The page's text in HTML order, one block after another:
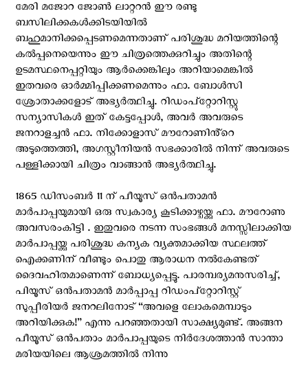
മേരി മജോറ ജോൺ ലാറ്ററൻ ഈ രണ്ടു
ബസിലിക്കകൾക്കിടയിയിൽ
ബഹുമാനിക്കപ്പെടണമെന്നതാണ് പരിശുദ്ധ മറിയത്തിന്റെ
കൽപ്പനെയെന്നും ഈ ചിത്രത്തെക്കുറിച്ചും അതിന്റെ
ഉടമസ്ഥനെപ്പറ്റിയും ആർക്കെങ്കിലും അറിയാമെങ്കിൽ
ഇതവരെ ഓർമ്മിപ്പിക്കണമെന്നും ഫാ. ബോൾസി
ശ്രോതാക്കളോട് അഭ്യർത്ഥിച്ചു. റിഡംപ്റ്റോറിസ്റ്റു
സന്യാസികൾ ഇത് കേട്ടപ്പോൾ, അവർ അവരുടെ
ജനറാളച്ചൻ ഫാ. നിക്കോളാസ് മൗറോണിൻ്റെ
അടുത്തെത്തി, അഗസ്റ്റീനിയൻ സഭക്കാരിൽ നിന്ന് അവരുടെ
പള്ളിക്കായി ചിത്രം വാങ്ങാൻ അഭ്യർത്ഥിച്ചു.
1865 ഡിസംബർ 11 ന് പീയൂസ് ഒൻപതാമൻ
മാർപാപ്പയുമായി ഒരു സ്വകാര്യ കൂടിക്കാഴ്ചയ്ക്കു ഫാ. മൗറോണു
അവസരംകിട്ടി . ഇതുവരെ നടന്ന സംഭങ്ങൾ മനസ്സിലാക്കിയ
മാർപാപ്പയ്ക്കു പരിശുദ്ധ കന്യക വ്യക്തമാക്കിയ സ്ഥലത്ത്
ഐക്കണിന് വീണ്ടും പൊതു ആരാധന നൽകേണ്ടത്
ദൈവഹിതമാണെന്ന് ബോധ്യപ്പെട്ടു. പാരമ്പര്യമനുസരിച്ച്,
പിയൂസ് ഒൻപതാമൻ മാർപ്പാപ്പ റിഡംപ്റ്റോറിസ്റ്റ്
സുപ്പീരിയർ ജനറലിനോട് “അവളെ ലോകമെമ്പാടും
അറിയിക്കുക!” എന്നു പറഞ്ഞതായി സാക്ഷ്യമുണ്ട്. അങ്ങന
പീയൂസ് ഒൻപതാം മാർപാപ്പയുടെ നിർദേശത്താൻ സാന്താ
മരിയയിലെ ആശ്രമത്തിൽ നിന്നു